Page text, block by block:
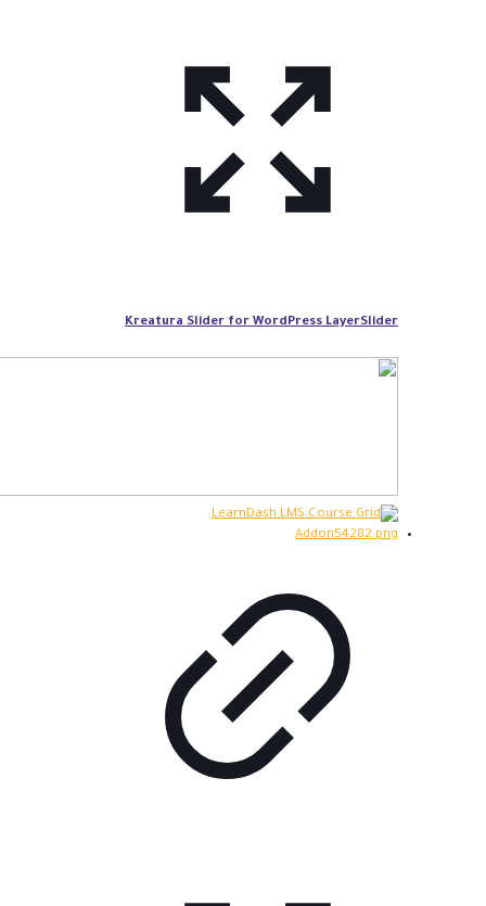
Kreatura Slider for WordPress LayerSlider